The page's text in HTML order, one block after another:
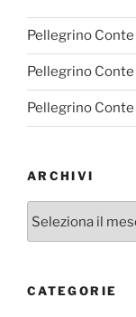
Pellegrino Conte
Pellegrino Conte
Pellegrino Conte
ARCHIVI
CATEGORIE